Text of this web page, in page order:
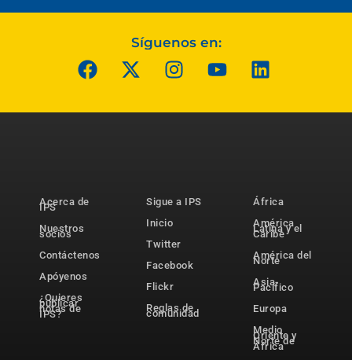
Síguenos en:
Acerca de
IPS
Nuestros
socios
Contáctenos
Apóyenos
¿Quieres
publicar
notas de
IPS?
Sigue a IPS
Inicio
Twitter
Facebook
Flickr
Reglas de
comunidad
África
América
Latina y el
Caribe
América del
Norte
Asia-
Pacífico
Europa
Medio
Oriente y
Norte de
África